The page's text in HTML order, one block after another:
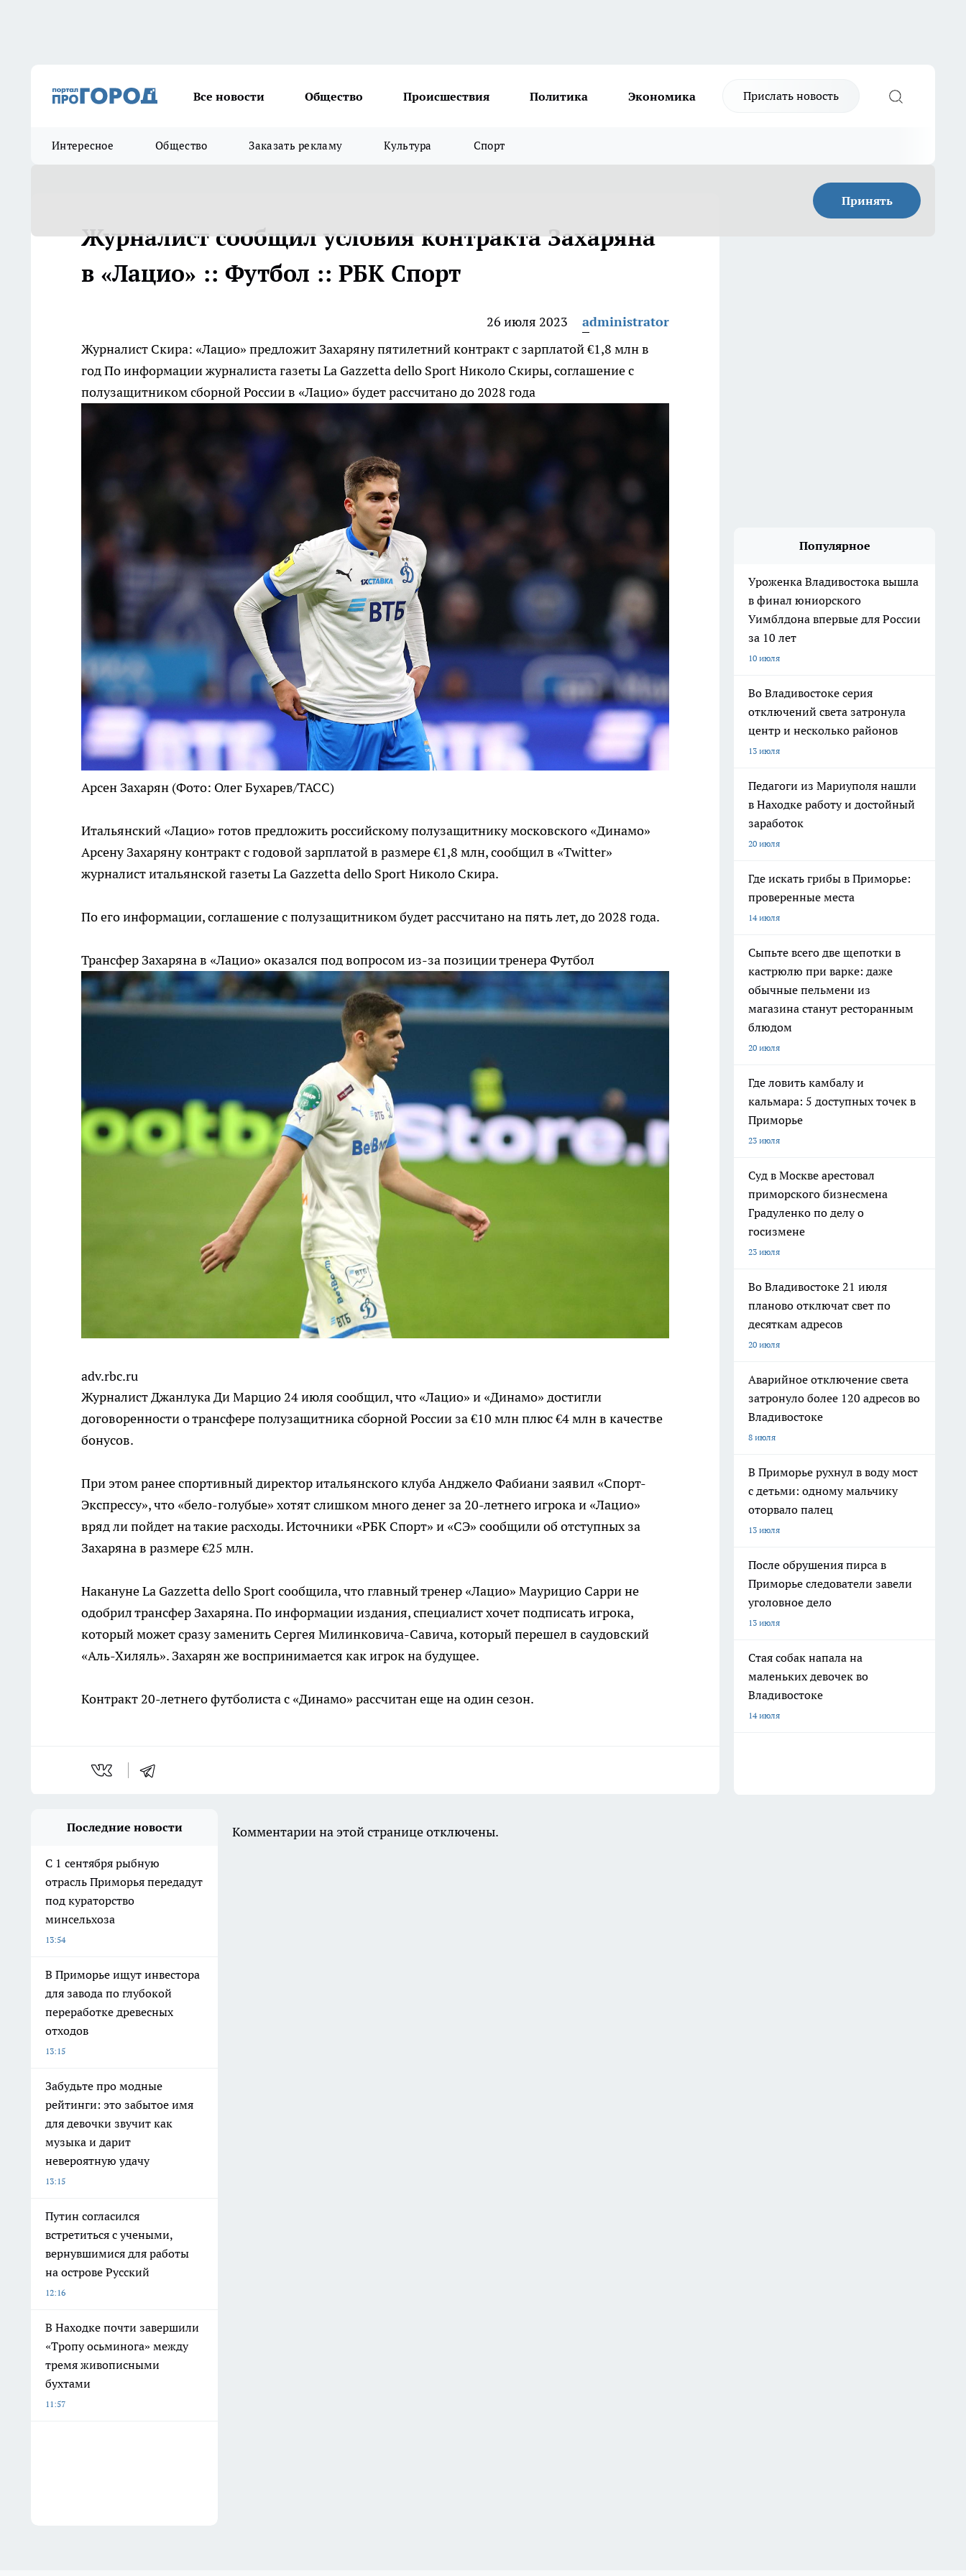
Все новости Общество Происшествия Политика Экономика Прислать новость
Интересное Общество Заказать рекламу Культура Спорт
Принять
Журналист сообщил условия контракта Захаряна
в «Лацио» :: Футбол :: РБК Спорт
26 июля 2023
administrator
Журналист Скира: «Лацио» предложит Захаряну пятилетний контракт с зарплатой €1,8 млн в
годПо информации журналиста газеты La Gazzetta dello Sport Николо Скиры, соглашение с
полузащитником сборной России в «Лацио» будет рассчитано до 2028 года
Арсен Захарян (Фото: Олег Бухарев/ТАСС)
Итальянский «Лацио» готов предложить российскому полузащитнику московского «Динамо»
Арсену Захаряну контракт с годовой зарплатой в размере €1,8 млн, сообщил в «Twitter»
журналист итальянской газеты La Gazzetta dello Sport Николо Скира.
По его информации, соглашение с полузащитником будет рассчитано на пять лет, до 2028 года.
Трансфер Захаряна в «Лацио» оказался под вопросом из-за позиции тренераФутбол
adv.rbc.ru
Журналист Джанлука Ди Марцио 24 июля сообщил, что «Лацио» и «Динамо» достигли
договоренности о трансфере полузащитника сборной России за €10 млн плюс €4 млн в качестве
бонусов.
При этом ранее спортивный директор итальянского клуба Анджело Фабиани заявил «Спорт-
Экспрессу», что «бело-голубые» хотят слишком много денег за 20-летнего игрока и «Лацио»
вряд ли пойдет на такие расходы. Источники «РБК Спорт» и «СЭ» сообщили об отступных за
Захаряна в размере €25 млн.
Накануне La Gazzetta dello Sport сообщила, что главный тренер «Лацио» Маурицио Сарри не
одобрил трансфер Захаряна. По информации издания, специалист хочет подписать игрока,
который может сразу заменить Сергея Милинковича-Савича, который перешел в саудовский
«Аль-Хиляль». Захарян же воспринимается как игрок на будущее.
Контракт 20-летнего футболиста с «Динамо» рассчитан еще на один сезон.
Популярное
Уроженка Владивостока вышла
в финал юниорского
Уимблдона впервые для России
за 10 лет
10 июля
Во Владивостоке серия
отключений света затронула
центр и несколько районов
13 июля
Педагоги из Мариуполя нашли
в Находке работу и достойный
заработок
20 июля
Где искать грибы в Приморье:
проверенные места
14 июля
Сыпьте всего две щепотки в
кастрюлю при варке: даже
обычные пельмени из
магазина станут ресторанным
блюдом
20 июля
Где ловить камбалу и
кальмара: 5 доступных точек в
Приморье
23 июля
Суд в Москве арестовал
приморского бизнесмена
Градуленко по делу о
госизмене
23 июля
Во Владивостоке 21 июля
планово отключат свет по
десяткам адресов
20 июля
Аварийное отключение света
затронуло более 120 адресов во
Владивостоке
8 июля
В Приморье рухнул в воду мост
с детьми: одному мальчику
оторвало палец
13 июля
После обрушения пирса в
Приморье следователи завели
уголовное дело
13 июля
Стая собак напала на
маленьких девочек во
Владивостоке
14 июля
Последние новости
С 1 сентября рыбную
отрасль Приморья передадут
под кураторство
минсельхоза
13:54
В Приморье ищут инвестора
для завода по глубокой
переработке древесных
отходов
13:15
Забудьте про модные
рейтинги: это забытое имя
для девочки звучит как
музыка и дарит
невероятную удачу
13:15
Путин согласился
встретиться с учеными,
вернувшимися для работы
на острове Русский
12:16
В Находке почти завершили
«Тропу осьминога» между
тремя живописными
бухтами
11:57
Комментарии на этой странице отключены.